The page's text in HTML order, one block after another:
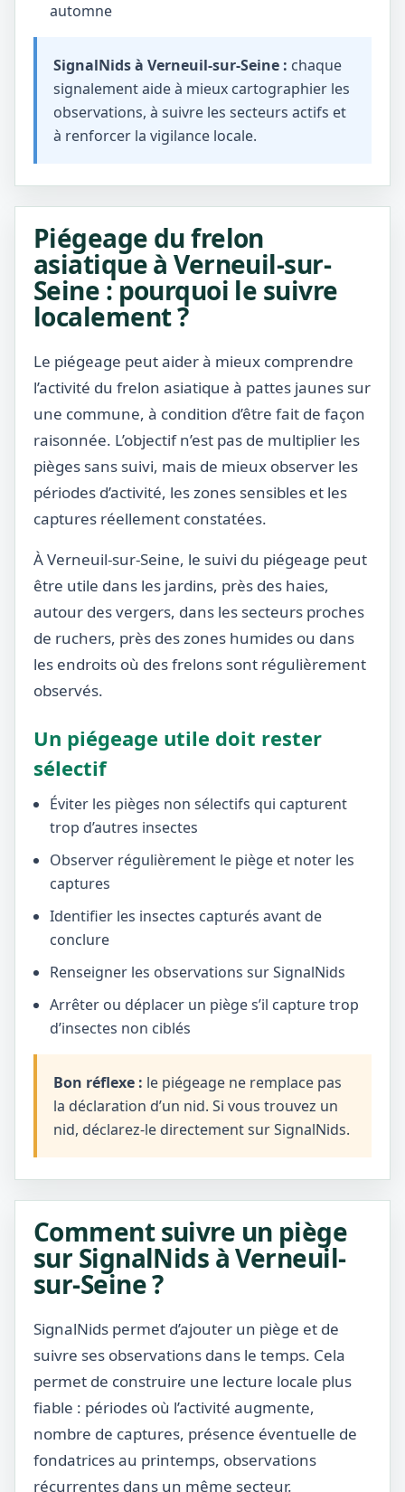
automne
SignalNids à Verneuil-sur-Seine : chaque
signalement aide à mieux cartographier les
observations, à suivre les secteurs actifs et
à renforcer la vigilance locale.
Piégeage du frelon
asiatique à Verneuil-sur-
Seine : pourquoi le suivre
localement ?
Le piégeage peut aider à mieux comprendre
l’activité du frelon asiatique à pattes jaunes sur
une commune, à condition d’être fait de façon
raisonnée. L’objectif n’est pas de multiplier les
pièges sans suivi, mais de mieux observer les
périodes d’activité, les zones sensibles et les
captures réellement constatées.
À Verneuil-sur-Seine, le suivi du piégeage peut
être utile dans les jardins, près des haies,
autour des vergers, dans les secteurs proches
de ruchers, près des zones humides ou dans
les endroits où des frelons sont régulièrement
observés.
Un piégeage utile doit rester
sélectif
Éviter les pièges non sélectifs qui capturent
trop d’autres insectes
Observer régulièrement le piège et noter les
captures
Identifier les insectes capturés avant de
conclure
Renseigner les observations sur SignalNids
Arrêter ou déplacer un piège s’il capture trop
d’insectes non ciblés
Bon réflexe : le piégeage ne remplace pas
la déclaration d’un nid. Si vous trouvez un
nid, déclarez-le directement sur SignalNids.
Comment suivre un piège
sur SignalNids à Verneuil-
sur-Seine ?
SignalNids permet d’ajouter un piège et de
suivre ses observations dans le temps. Cela
permet de construire une lecture locale plus
fiable : périodes où l’activité augmente,
nombre de captures, présence éventuelle de
fondatrices au printemps, observations
récurrentes dans un même secteur.